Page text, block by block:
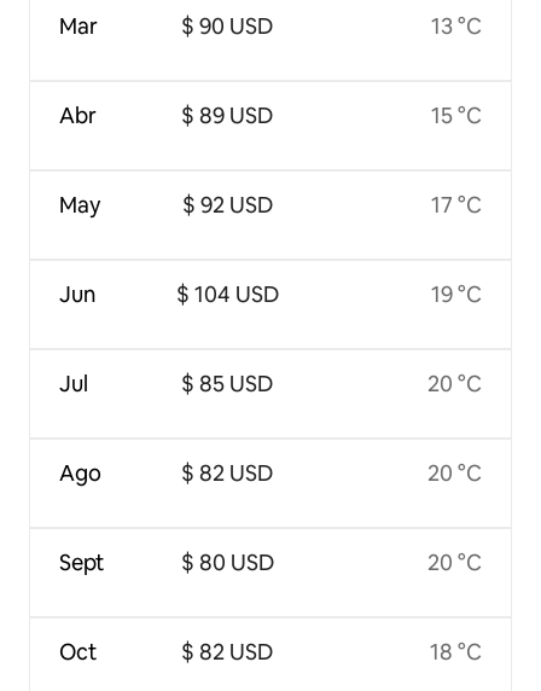
Mar
Abr
May
Jun
Jul
Ago
Sept
Oct
$ 90 USD
$ 89 USD
$ 92 USD
$ 104 USD
$ 85 USD
$ 82 USD
$ 80 USD
$ 82 USD
13 °C
15 °C
17 °C
19 °C
20 °C
20 °C
20 °C
18 °C